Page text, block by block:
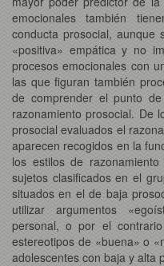
emocionales también
conducta prosocial, aunque
«positiva» empática y no
procesos emocionales con
las que figuran también
de comprender el punto
razonamiento prosocial. De
prosocial evaluados el
aparecen recogidos en la
los estilos de
sujetos clasificados en el
situados en el de baja
utilizar argumentos
personal, o por el
estereotipos de «buena» o
adolescentes con baja y alta